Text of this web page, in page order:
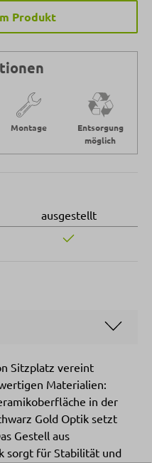
Produkt
Montage
Entsorgung
möglich
ausgestellt
Sitzplatz vereint
Materialien:
in der
Gold Optik setzt
Gestell aus
sorgt für Stabilität und